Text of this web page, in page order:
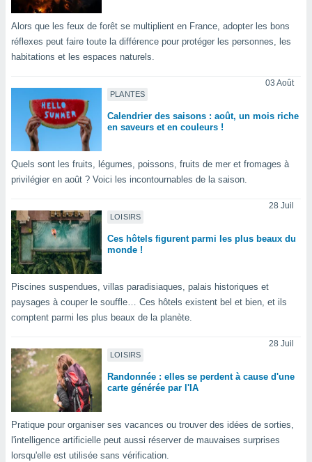
un
la
en
votre
à
en
le
des
de
les
Alors que les feux de forêt se multiplient en France, adopter les bons
réflexes peut faire toute la différence pour protéger les personnes, les
habitations et les espaces naturels.
PLANTES
03 Août
Calendrier des saisons : août, un mois riche
en saveurs et en couleurs !
Quels sont les fruits, légumes, poissons, fruits de mer et fromages à
privilégier en août ? Voici les incontournables de la saison.
LOISIRS
28 Juil
Ces hôtels figurent parmi les plus beaux du
monde !
Piscines suspendues, villas paradisiaques, palais historiques et
paysages à couper le souffle… Ces hôtels existent bel et bien, et ils
comptent parmi les plus beaux de la planète.
LOISIRS
28 Juil
Randonnée : elles se perdent à cause d'une
carte générée par l'IA
Pratique pour organiser ses vacances ou trouver des idées de sorties,
l'intelligence artificielle peut aussi réserver de mauvaises surprises
lorsqu'elle est utilisée sans vérification.